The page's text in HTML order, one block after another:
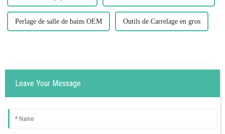
Perlage de salle de bains OEM Outils de Carrelage en gros
Leave Your Message